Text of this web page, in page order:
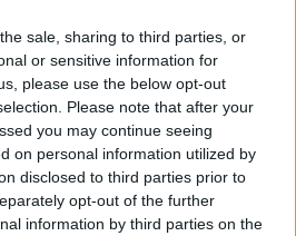
sale, sharing to third parties, or
or sensitive information for
please use the below opt-out
Please note that after your
you may continue seeing
on personal information utilized by
disclosed to third parties prior to
opt-out of the further
information by third parties on the